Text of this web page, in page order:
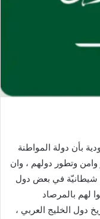
بأن دولة المواطنة
وتطور دولهم ، وان
شيطانيّة في بعض دول
لهم بالمرصاد
دول الخليج العربي ،